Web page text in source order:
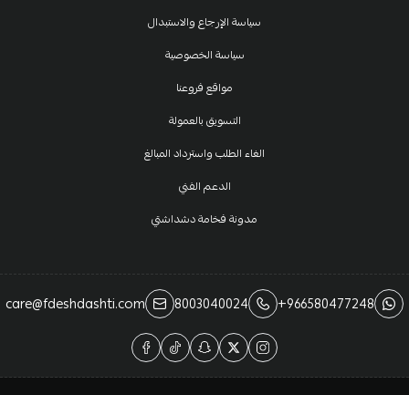
سياسة الإرجاع والاستبدال
سياسة الخصوصية
مواقع فروعنا
التسويق بالعمولة
الغاء الطلب واسترداد المبالغ
الدعم الفني
مدونة فخامة دشداشتي
+966580477248
8003040024
care@fdeshdashti.com